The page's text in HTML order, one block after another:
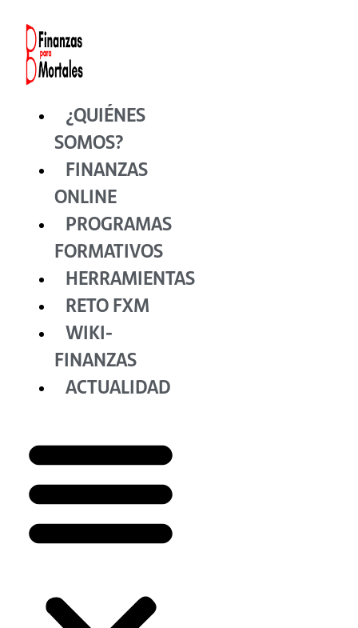
contenido
¿QUIÉNES
SOMOS?
FINANZAS
ONLINE
PROGRAMAS
FORMATIVOS
HERRAMIENTAS
RETO FXM
WIKI-
FINANZAS
ACTUALIDAD